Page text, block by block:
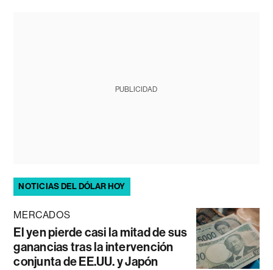
PUBLICIDAD
NOTICIAS DEL DÓLAR HOY
MERCADOS
El yen pierde casi la mitad de sus
ganancias tras la intervención
conjunta de EE.UU. y Japón